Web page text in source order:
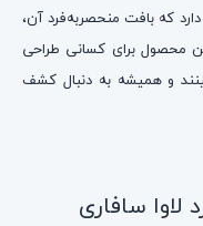
که بافت منحصربه‌فرد آن،
محصول برای کسانی طراحی
و همیشه به دنبال کشف
سافاری